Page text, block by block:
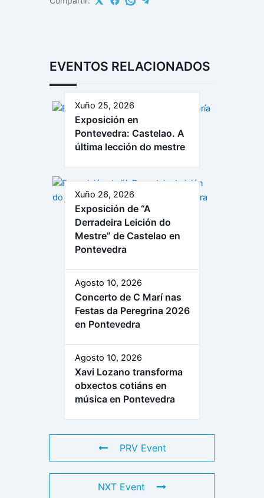
EVENTOS RELACIONADOS
Xuño 25, 2026
Exposición en
Pontevedra: Castelao. A
última lección do mestre
Xuño 26, 2026
Exposición de “A
Derradeira Leición do
Mestre” de Castelao en
Pontevedra
Agosto 10, 2026
Concerto de C Marí nas
Festas da Peregrina 2026
en Pontevedra
Agosto 10, 2026
Xavi Lozano transforma
obxectos cotiáns en
música en Pontevedra
PRV Event
NXT Event